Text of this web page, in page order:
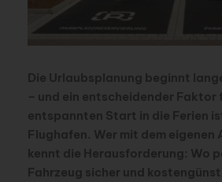
Die Urlaubsplanung beginnt
– und ein entscheidender Faktor
entspannten Start in die Ferien
Flughafen. Wer mit dem eigenen
kennt die Herausforderung: Wo
Fahrzeug sicher und